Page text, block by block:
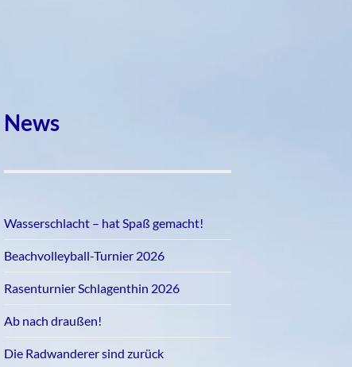
News
Wasserschlacht – hat Spaß gemacht!
Beachvolleyball-Turnier 2026
Rasenturnier Schlagenthin 2026
Ab nach draußen!
Die Radwanderer sind zurück